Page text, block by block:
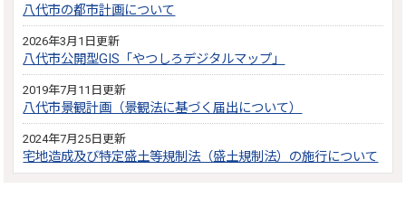
八代市の都市計画について
2026年3月1日更新
八代市公開型GIS「やつしろデジタルマップ」
2019年7月11日更新
八代市景観計画（景観法に基づく届出について）
2024年7月25日更新
宅地造成及び特定盛土等規制法（盛土規制法）の施行について